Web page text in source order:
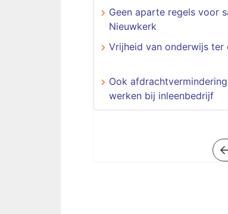
Geen aparte regels voor
Nieuwkerk
Vrijheid van onderwijs ter
Ook
werken bij inleenbedrijf